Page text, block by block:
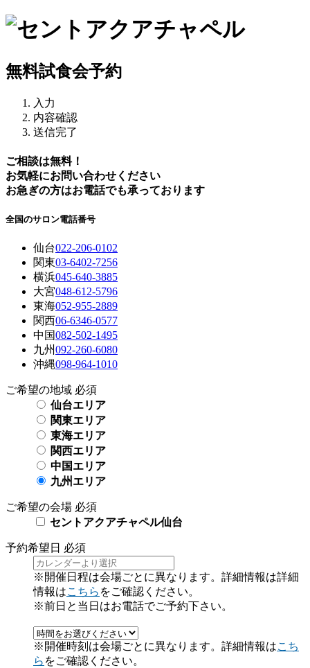
無料試食会予約
入力
内容確認
送信完了
ご相談は無料！
お気軽にお問い合わせください
お急ぎの方はお電話でも承っております
全国のサロン電話番号
仙台022-206-0102
関東03-6402-7256
横浜045-640-3885
大宮048-612-5796
東海052-955-2889
関西06-6346-0577
中国082-502-1495
九州092-260-6080
沖縄098-964-1010
ご希望の地域 必須
仙台エリア
関東エリア
東海エリア
関西エリア
中国エリア
九州エリア
ご希望の会場 必須
セントアクアチャペル仙台
予約希望日 必須
※開催日程は会場ごとに異なります。詳細情報は詳細
情報はこちら をご確認ください。
※前日と当日はお電話でご予約下さい。
※開催時刻は会場ごとに異なります。詳細情報はこち
ら をご確認ください。